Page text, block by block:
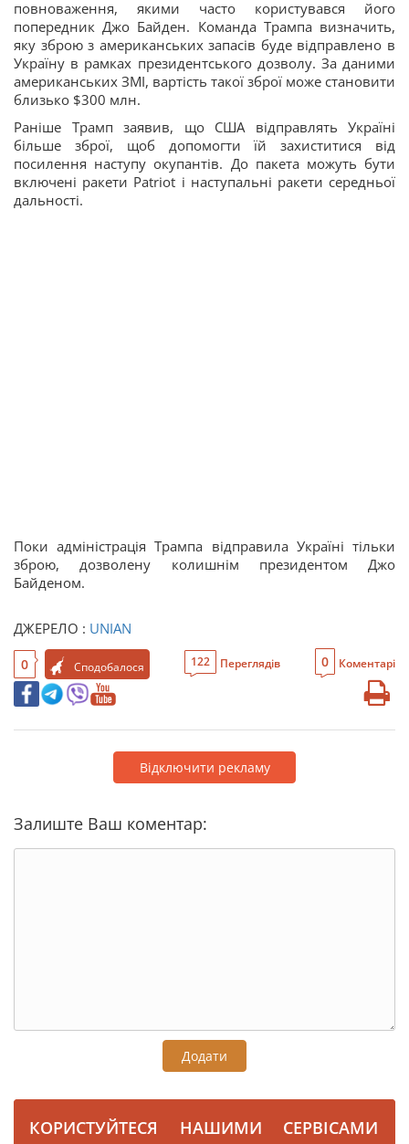
повноваження, якими часто користувався його
попередник Джо Байден. Команда Трампа визначить,
яку зброю з американських запасів буде відправлено в
Україну в рамках президентського дозволу. За даними
американських ЗМІ, вартість такої зброї може становити
близько $300 млн.
Раніше Трамп заявив, що США відправлять Україні
більше зброї, щоб допомогти їй захиститися від
посилення наступу окупантів. До пакета можуть бути
включені ракети Patriot і наступальні ракети середньої
дальності.
Поки адміністрація Трампа відправила Україні тільки
зброю, дозволену колишнім президентом Джо
Байденом.
ДЖЕРЕЛО : UNIAN
0 Сподобалося 122 Переглядів 0 Коментарі
Відключити рекламу
Залиште Ваш коментар:
Додати
КОРИСТУЙТЕСЯ НАШИМИ СЕРВІСАМИ